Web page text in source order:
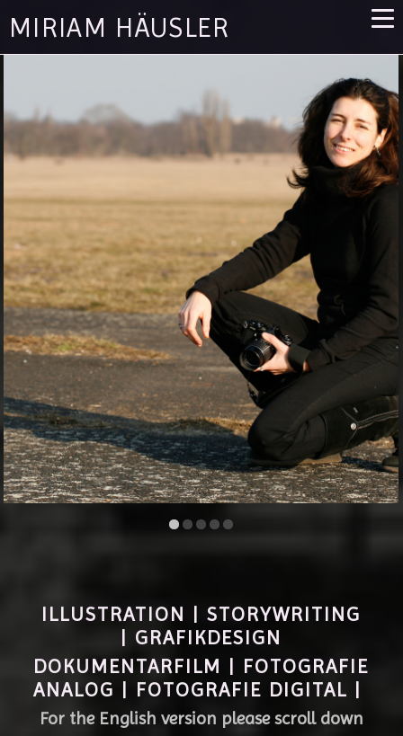
MIRIAM HÄUSLER
ILLUSTRATION | STORYWRITING
| GRAFIKDESIGN
DOKUMENTARFILM | FOTOGRAFIE
ANALOG | FOTOGRAFIE DIGITAL |
For the English version please scroll down